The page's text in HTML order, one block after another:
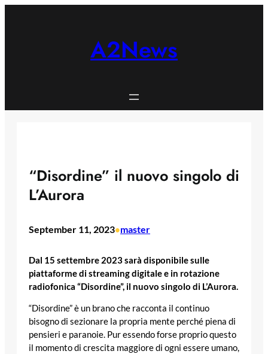
A2News
“Disordine” il nuovo singolo di
L’Aurora
September 11, 2023•master
Dal 15 settembre 2023 sarà disponibile sulle
piattaforme di streaming digitale e in rotazione
radiofonica “Disordine”, il nuovo singolo di L’Aurora.
“Disordine” è un brano che racconta il continuo
bisogno di sezionare la propria mente perché piena di
pensieri e paranoie. Pur essendo forse proprio questo
il momento di crescita maggiore di ogni essere umano,